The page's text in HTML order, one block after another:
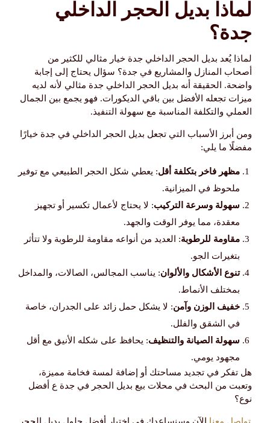
لماذا بديل الحجر الداخلي
جدة؟
لماذا يُعد بديل الحجر الداخلي جدة خيار مثالي للكثير من
أصحاب المنازل والمشاريع في جدة؟ سؤال يحتاج إلى إجابة
واضحة. الحقيقة أنه بديل الحجر الداخلي جدة مثالي لأنه لديه
ميزات تجعله الأفضل بين باقي الديكورات. فهو يجمع بين الجمال
العملي والتكلفة المناسبة مع سهولة التنفيذ.
ومن أبرز الأسباب التي تجعل بديل الحجر الداخلي في جدة خيارًا
مفضلًا ما يلي:
مظهر فاخر بتكلفة أقل: يعطي شكل الحجر الطبيعي مع توفير
ملحوظ في الميزانية.
سهولة وسرعة التركيب: لا يحتاج لأعمال تكسير أو تجهيز
معقدة، مما يوفر الوقت والجهد.
مقاومة للرطوبة: العديد من أنواعه مقاومة للرطوبة ولا تتأثر
بتغيرات الجو.
تنوع الأشكال والألوان: يناسب المجالس، الصالات، والمداخل
بمختلف الأنماط.
خفيف الوزن وآمن: لا يشكل حمل زائد على الجدران، خاصة
في الشقق والفلل.
سهولة الصيانة والتنظيف: يحافظ على شكله الأنيق مع أقل
مجهود يومي.
هل تفكر في تجديد مساحتك أو إضافة لمسة فخامة مميزة،
وتعبت من البحث في محلات بيع بديل الحجر في جدة ع أفضل
نوع؟
تواصل معنا الآن وسنساعدك في اختيار أفضل حلول بديل الحجر